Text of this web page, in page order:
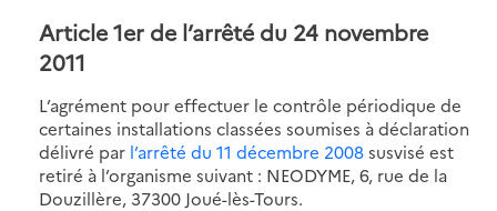
Article 1er de l’arrêté du 24 novembre
2011
L’agrément pour effectuer le contrôle périodique de
certaines installations classées soumises à déclaration
délivré par l’arrêté du 11 décembre 2008susvisé est
retiré à l’organisme suivant : NEODYME, 6, rue de la
Douzillère, 37300 Joué-lès-Tours.